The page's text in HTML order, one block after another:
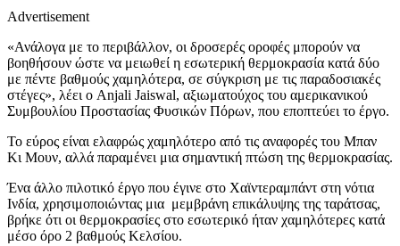
Advertisement
«Ανάλογα με το περιβάλλον, οι δροσερές οροφές μπορούν να
βοηθήσουν ώστε να μειωθεί η εσωτερική θερμοκρασία κατά δύο
με πέντε βαθμούς χαμηλότερα, σε σύγκριση με τις παραδοσιακές
στέγες», λέει ο Anjali Jaiswal, αξιωματούχος του αμερικανικού
Συμβουλίου Προστασίας Φυσικών Πόρων, που εποπτεύει το έργο.
Το εύρος είναι ελαφρώς χαμηλότερο από τις αναφορές του Μπαν
Κι Μουν, αλλά παραμένει μια σημαντική πτώση της θερμοκρασίας.
Ένα άλλο πιλοτικό έργο που έγινε στο Χαϊντεραμπάντ στη νότια
Ινδία, χρησιμοποιώντας μια μεμβράνη επικάλυψης της ταράτσας,
βρήκε ότι οι θερμοκρασίες στο εσωτερικό ήταν χαμηλότερες κατά
μέσο όρο 2 βαθμούς Κελσίου.